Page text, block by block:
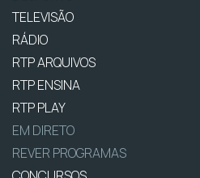
TELEVISÃO
RÁDIO
RTP ARQUIVOS
RTP ENSINA
RTP PLAY
EM DIRETO
REVER PROGRAMAS